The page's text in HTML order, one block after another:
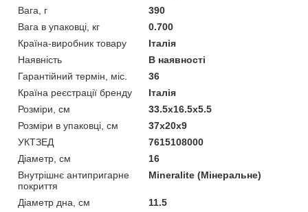
Вага, г
390
Вага в упаковці, кг
0.700
Країна-виробник товару
Італія
Наявність
В наявності
Гарантійний термін, міс.
36
Країна реєстрації бренду
Італія
Розміри, см
33.5x16.5x5.5
Розміри в упаковці, см
37x20x9
УКТЗЕД
7615108000
Діаметр, см
16
Внутрішнє антипригарне
покриття
Mineralite (Мінеральне)
Діаметр дна, см
11.5